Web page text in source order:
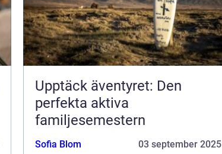
Upptäck äventyret: Den
perfekta aktiva
familjesemestern
Sofia Blom 03 september 2025